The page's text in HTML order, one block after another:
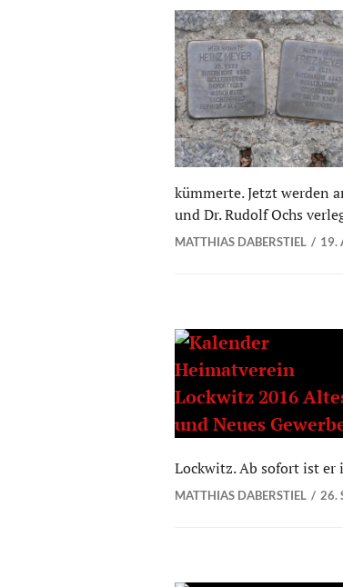
kümmerte. Jetzt werden
und Dr. Rudolf Ochs
MATTHIAS DABERSTIEL 19.
Lockwitz. Ab sofort ist
MATTHIAS DABERSTIEL 26.